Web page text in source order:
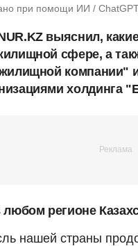
при помощи ИИ /
выяснил,
сфере, а
жилищной
холдинга
регионе
нашей страны